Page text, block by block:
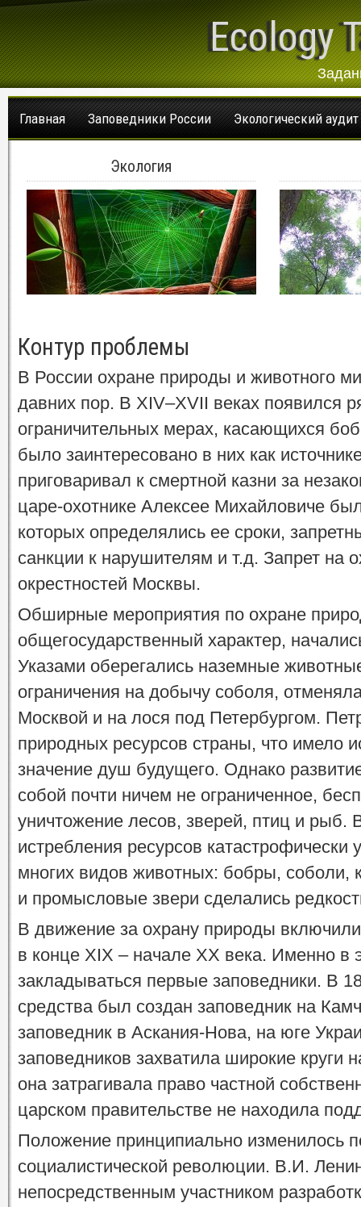
Ecology
Главная Заповедники России Экологический аудит
Экология
Контур проблемы
В России охране природы и животного
давних пор. В XIV–XVII веках появился
ограничительных мерах, касающихся
было заинтересовано в них как
приговаривал к смертной казни за
царе-охотнике Алексее Михайловиче
которых определялись ее сроки,
санкции к нарушителям и т.д. Запрет на
окрестностей Москвы.
Обширные мероприятия по охране
общегосударственный характер,
Указами оберегались наземные
ограничения на добычу соболя,
Москвой и на лося под Петербургом.
природных ресурсов страны, что имело
значение душ будущего. Однако
собой почти ничем не ограниченное,
уничтожение лесов, зверей, птиц и рыб.
истребления ресурсов катастрофически
многих видов животных: бобры, соболи,
и промысловые звери сделались
В движение за охрану природы
в конце XIX – начале XX века. Именно в
закладываться первые заповедники. В
средства был создан заповедник на
заповедник в Аскания-Нова, на юге
заповедников захватила широкие круги
она затрагивала право частной
царском правительстве не находила
Положение принципиально изменилось
социалистической революции. В.И.
непосредственным участником